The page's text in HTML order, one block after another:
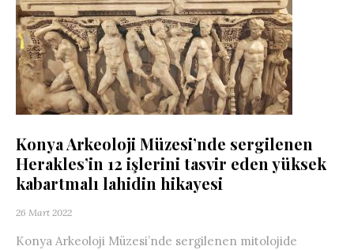
Konya Arkeoloji Müzesi’nde sergilenen
Herakles’in 12 işlerini tasvir eden yüksek
kabartmalı lahidin hikayesi
26 Mart 2022
Konya Arkeoloji Müzesi’nde sergilenen mitolojide